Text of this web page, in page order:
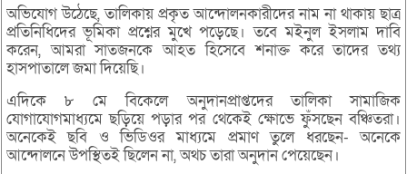
অভিযোগ উঠেছে, তালিকায় প্রকৃত আন্দোলনকারীদের নাম না থাকায় ছাত্র
প্রতিনিধিদের ভূমিকা প্রশ্নের মুখে পড়েছে। তবে মইনুল ইসলাম দাবি
করেন, আমরা সাতজনকে আহত হিসেবে শনাক্ত করে তাদের তথ্য
হাসপাতালে জমা দিয়েছি।
এদিকে ৮ মে বিকেলে অনুদানপ্রাপ্তদের তালিকা সামাজিক
যোগাযোগমাধ্যমে ছড়িয়ে পড়ার পর থেকেই ক্ষোভে ফুঁসছেন বঞ্চিতরা।
অনেকেই ছবি ও ভিডিওর মাধ্যমে প্রমাণ তুলে ধরছেন- অনেকে
আন্দোলনে উপস্থিতই ছিলেন না, অথচ তারা অনুদান পেয়েছেন।